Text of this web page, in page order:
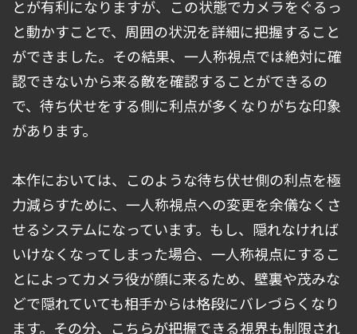
とが有利になりますが、この状態でカメラをぐるっ
と動かすことで、周囲の状況を詳細に把握すること
ができました。その結果、一人称視点では絶対に確
認できないから来る敵を確認することができるの
で、待ち伏せをする側に利点が多くなりがちな印象
があります。
本作においては、このような待ち伏せ側の利点を極
力減らすために、一人称視点への変更を余儀なくさ
せるシステムになっています。もし、隠れなければ
いけなくなってしまった場合、一人称視点にするこ
とによってカメラ役が顔に来るため、壁裏や茂みな
どで隠れていても相手からは格段にバレづらくなり
ます。その分、こちらが把握できる視界も制限され